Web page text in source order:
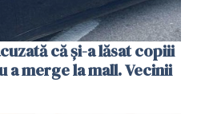
că și-a lăsat copiii
a merge la mall. Vecinii